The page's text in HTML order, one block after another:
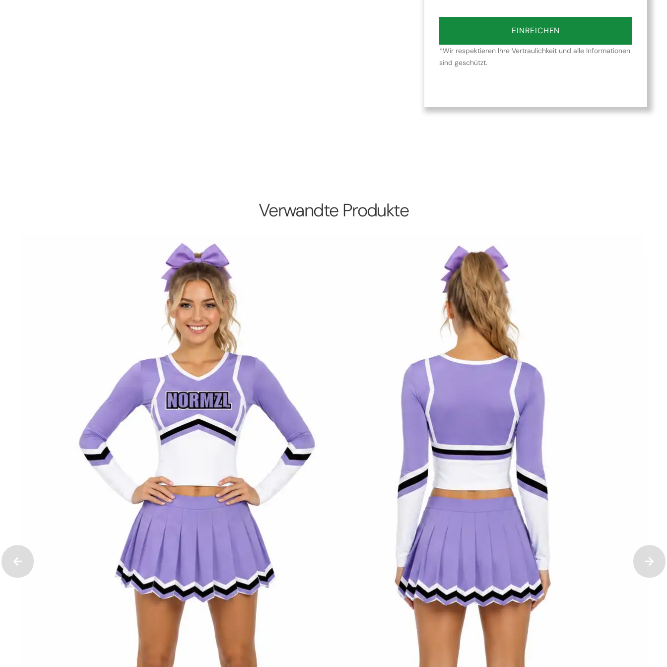
EINREICHEN
*Wir respektieren Ihre Vertraulichkeit und alle Informationen
sind geschützt.
Verwandte Produkte